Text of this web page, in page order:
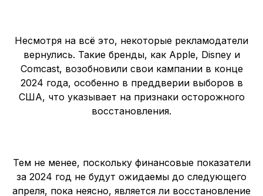
Несмотря на всё это, некоторые рекламодатели
вернулись. Такие бренды, как Apple, Disney и
Comcast, возобновили свои кампании в конце
2024 года, особенно в преддверии выборов в
США, что указывает на признаки осторожного
восстановления.
Тем не менее, поскольку финансовые показатели
за 2024 год не будут ожидаемы до следующего
апреля, пока неясно, является ли восстановление